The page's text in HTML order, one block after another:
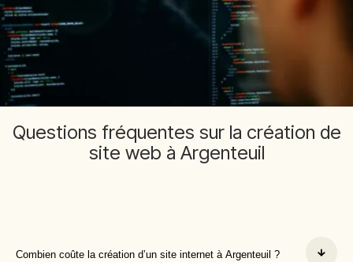
Questions fréquentes sur la création de
site web à Argenteuil
Combien coûte la création d’un site internet à Argenteuil ?